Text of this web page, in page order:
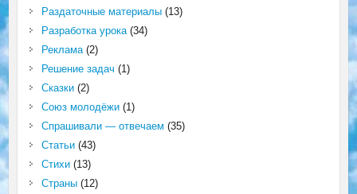
Раздаточные материалы(13)
Разработка урока(34)
Реклама(2)
Решение задач (1)
Сказки(2)
Союз молодёжи(1)
Спрашивали — отвечаем (35)
Статьи(43)
Стихи(13)
Страны(12)